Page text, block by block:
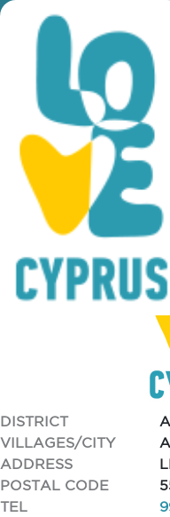
You are here: Home »
CYHERBIA BOTANICAL
CYHERBIA
DISTRICT
VILLAGES/CITY
ADDRESS
POSTAL CODE
TEL